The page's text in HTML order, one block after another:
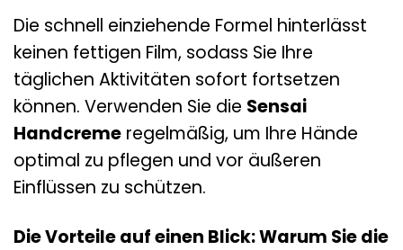
Die schnell einziehende Formel hinterlässt
keinen fettigen Film, sodass Sie Ihre
täglichen Aktivitäten sofort fortsetzen
können. Verwenden Sie die Sensai
Handcreme regelmäßig, um Ihre Hände
optimal zu pflegen und vor äußeren
Einflüssen zu schützen.
Die Vorteile auf einen Blick: Warum Sie die